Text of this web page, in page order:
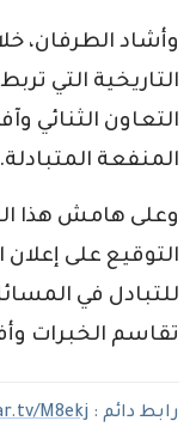
وأشاد الطرفان،
التاريخية التي
التعاون الثنائي
المنفعة المتبادلة.
وعلى هامش هذا
التوقيع على إعلان
للتبادل في
تقاسم الخبرات
رابط دائم : M8ekj